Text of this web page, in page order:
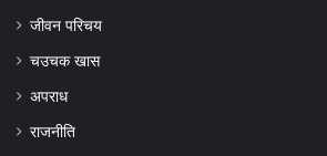
जीवन परिचय
चउचक खास
अपराध
राजनीति